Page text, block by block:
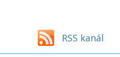
RSS kanál